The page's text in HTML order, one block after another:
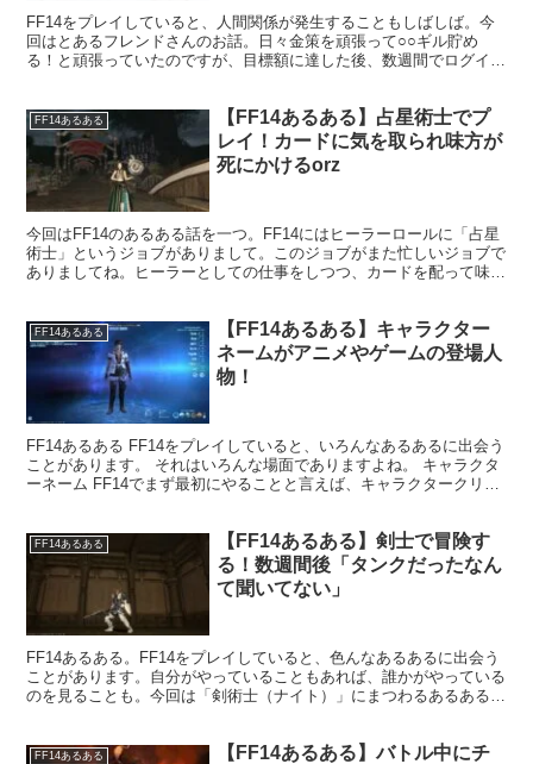
FF14をプレイしていると、人間関係が発生することもしばしば。今
回はとあるフレンドさんのお話。日々金策を頑張って○○ギル貯め
る！と頑張っていたのですが、目標額に達した後、数週間でログイン
FF14あるある
【FF14あるある】占星術士でプ
レイ！カードに気を取られ味方が
死にかけるorz
今回はFF14のあるある話を一つ。FF14にはヒーラーロールに「占星
術士」というジョブがありまして。このジョブがまた忙しいジョブで
ありましてね。ヒーラーとしての仕事をしつつ、カードを配って味方
FF14あるある
【FF14あるある】キャラクター
ネームがアニメやゲームの登場人
物！
FF14あるある FF14をプレイしていると、いろんなあるあるに出会う
ことがあります。 それはいろんな場面でありますよね。 キャラクタ
ーネーム FF14でまず最初にやることと言えば、キャラクタークリエ
FF14あるある
【FF14あるある】剣士で冒険す
る！数週間後「タンクだったなん
て聞いてない」
FF14あるある。FF14をプレイしていると、色んなあるあるに出会う
ことがあります。自分がやっていることもあれば、誰かがやっている
のを見ることも。今回は「剣術士（ナイト）」にまつわるあるある！
FF14あるある
【FF14あるある】バトル中にチ